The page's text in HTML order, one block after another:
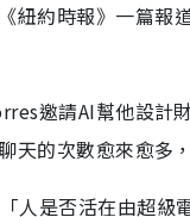
紐約時報》一篇報
邀請AI幫他設計
天的次數愈來愈多
人是否活在由超